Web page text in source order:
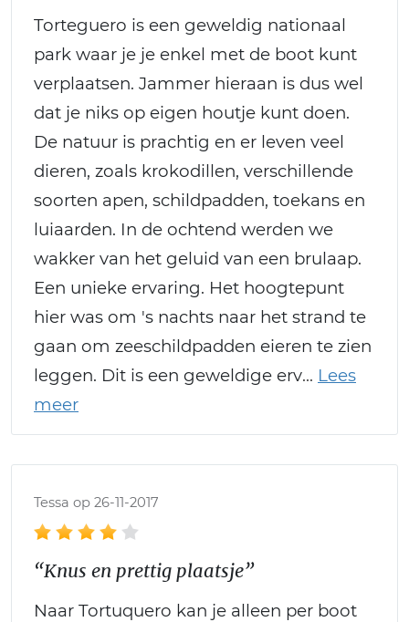
Torteguero is een geweldig nationaal
park waar je je enkel met de boot kunt
verplaatsen. Jammer hieraan is dus wel
dat je niks op eigen houtje kunt doen.
De natuur is prachtig en er leven veel
dieren, zoals krokodillen, verschillende
soorten apen, schildpadden, toekans en
luiaarden. In de ochtend werden we
wakker van het geluid van een brulaap.
Een unieke ervaring. Het hoogtepunt
hier was om 's nachts naar het strand te
gaan om zeeschildpadden eieren te zien
leggen. Dit is een geweldige erv
Tessa op 26-11-2017
“Knus en prettig plaatsje”
Naar Tortuquero kan je alleen per boot